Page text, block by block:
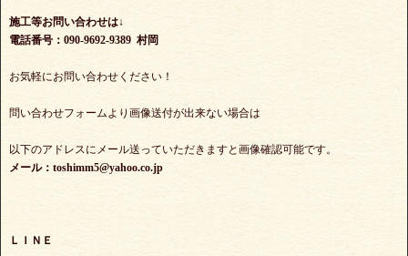
施工等お問い合わせは↓
電話番号：090-9692-9389 村岡
お気軽にお問い合わせください！
問い合わせフォームより画像送付が出来ない場合は
以下のアドレスにメール送っていただきますと画像確認可能です。
メール：toshimm5@yahoo.co.jp
ＬＩＮＥ